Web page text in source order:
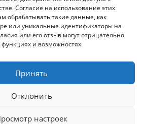
Согласие на использование этих
обрабатывать такие данные, как
или уникальные идентификаторы на
или его отзыв могут отрицательно
функциях и возможностях.
Принять
Отклонить
настроек
кузова вашего
контейнером Tessera Roll+,
: 26 см x 30 см (В x Ш)
больше полезного
635$